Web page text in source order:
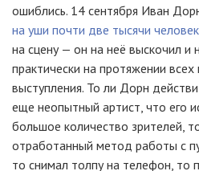
ошиблись. 14 сентября Иван
на уши почти две тысячи человек
на сцену — он на неё выскочил и
практически на протяжении
выступления. То ли Дорн
еще неопытный артист, что его
большое количество зрителей,
отработанный метод работы с
то снимал толпу на телефон, то